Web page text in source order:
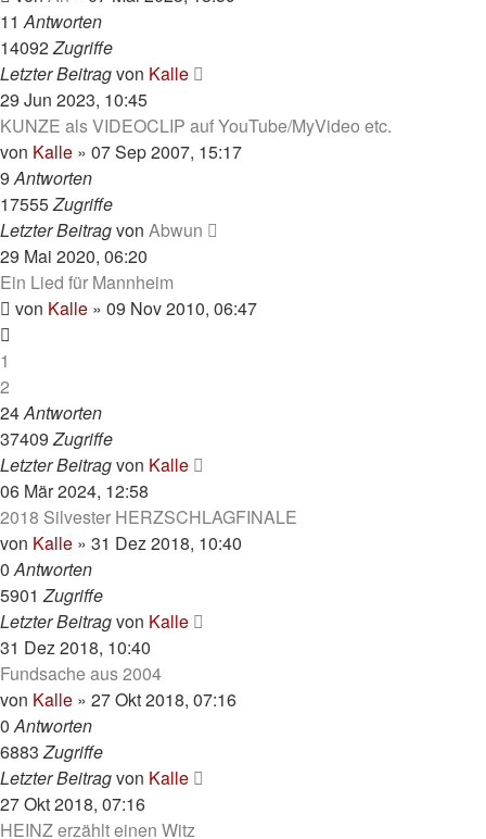
11Antworten
14092Zugriffe
Letzter Beitragvon Kalle
29 Jun 2023, 10:45
KUNZE als VIDEOCLIP auf YouTube/MyVideo etc.
von Kalle » 07 Sep 2007, 15:17
9Antworten
17555Zugriffe
Letzter Beitragvon Abwun
29 Mai 2020, 06:20
Ein Lied für Mannheim
von Kalle » 09 Nov 2010, 06:47
1
2
24Antworten
37409Zugriffe
Letzter Beitragvon Kalle
06 Mär 2024, 12:58
2018 Silvester HERZSCHLAGFINALE
von Kalle » 31 Dez 2018, 10:40
0Antworten
5901Zugriffe
Letzter Beitragvon Kalle
31 Dez 2018, 10:40
Fundsache aus 2004
von Kalle » 27 Okt 2018, 07:16
0Antworten
6883Zugriffe
Letzter Beitragvon Kalle
27 Okt 2018, 07:16
HEINZ erzählt einen Witz